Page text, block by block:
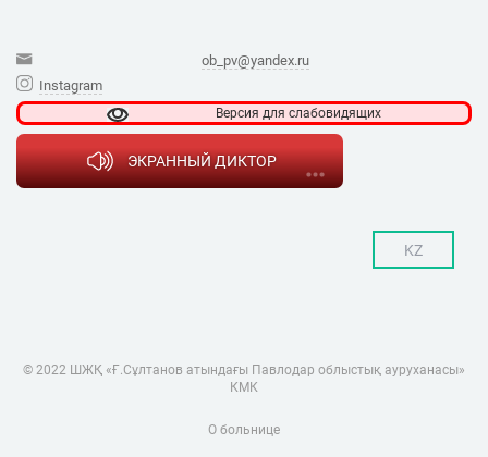
ob_pv@yandex.ru
Instagram
Версия для слабовидящих
ЭКРАННЫЙ ДИКТОР
KZ
© 2022 ШЖҚ «Ғ.Сұлтанов атындағы Павлодар облыстық ауруханасы»
КМК
О больнице